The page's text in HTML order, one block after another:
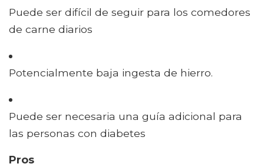
Puede ser difícil de seguir para los comedores
de carne diarios
Potencialmente baja ingesta de hierro.
Puede ser necesaria una guía adicional para
las personas con diabetes
Pros